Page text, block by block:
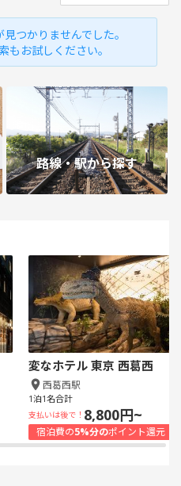
つかりませんでした。
もお試しください。
路線・駅から探す
変なホテル 東京 西葛西
西葛西駅
1泊1名合計
支払いは後で！ 8,800円~
宿泊費の5%分のポイント還元